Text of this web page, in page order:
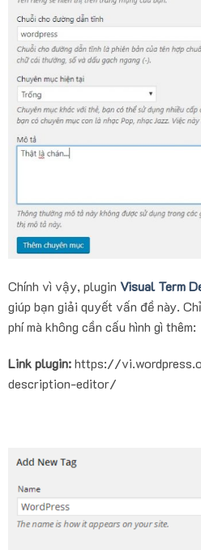
Chính vì vậy, plugin Visual Term
giúp bạn giải quyết vấn đề này.
phí mà không cần cấu hình gì thêm:
Link plugin:https://
description-editor/